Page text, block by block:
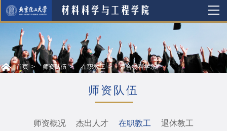
首页 师资队伍 在职教工 聚合物科学系
师资队伍
师资概况 杰出人才 在职教工 退休教工